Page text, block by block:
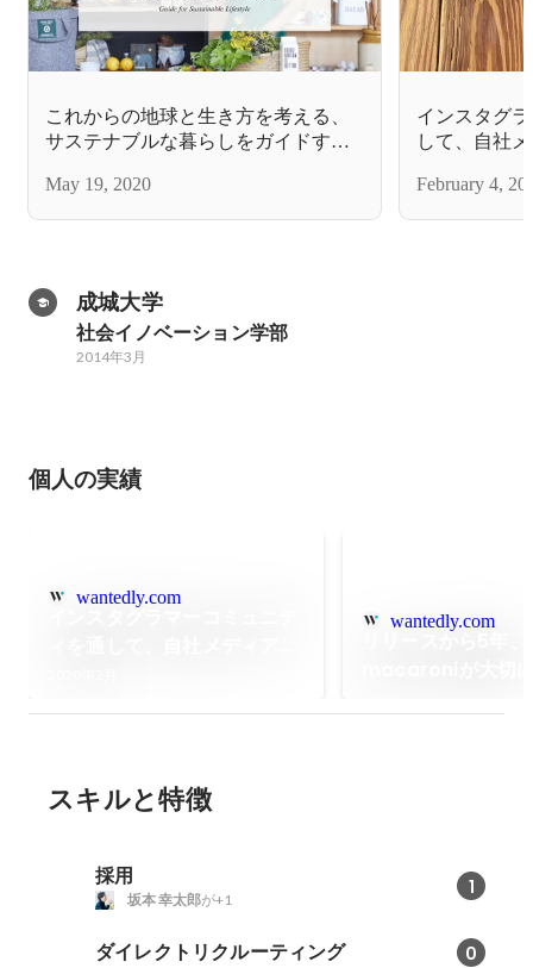
これからの地球と生き方を考える、
サステナブルな暮らしをガイドする
ト）』をローンチしました！
May 19, 2020
インスタグ
して、自社
February 4,
成城大学
社会イノベーション学部
2014年3月
個人の実績
wantedly.com
wantedly.com
スキルと特徴
採用 1
坂本 幸太郎が+1
ダイレクトリクルーティング 0